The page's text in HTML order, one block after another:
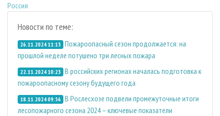
Россия
Новости по теме:
26.11.2024 11:13 Пожароопасный сезон продолжается: на
прошлой неделе потушено три лесных пожара
22.11.2024 10:23 В российских регионах началась подготовка к
пожароопасному сезону будущего года
18.11.2024 09:56 В Рослесхозе подвели промежуточные итоги
лесопожарного сезона 2024 – ключевые показатели